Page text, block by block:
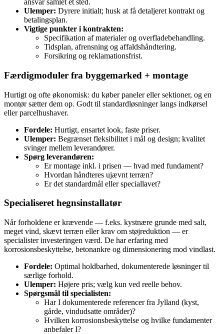
ansvar samlet ét sted.
Ulemper: Dyrere initialt; husk at få detaljeret kontrakt og
betalingsplan.
Vigtige punkter i kontrakten:
Specifikation af materialer og overfladebehandling.
Tidsplan, afrensning og affaldshåndtering.
Forsikring og reklamationsfrist.
Færdigmoduler fra byggemarked + montage
Hurtigt og ofte økonomisk: du køber paneler eller sektioner, og en
montør sætter dem op. Godt til standardløsninger langs indkørsel
eller parcelhushaver.
Fordele: Hurtigt, ensartet look, faste priser.
Ulemper: Begrænset fleksibilitet i mål og design; kvalitet
svinger mellem leverandører.
Spørg leverandøren:
Er montage inkl. i prisen — hvad med fundament?
Hvordan håndteres ujævnt terræn?
Er det standardmål eller speciallavet?
Specialiseret hegnsinstallatør
Når forholdene er krævende — f.eks. kystnære grunde med salt,
meget vind, skævt terræn eller krav om støjreduktion — er
specialister investeringen værd. De har erfaring med
korrosionsbeskyttelse, betonankre og dimensionering mod vindlast.
Fordele: Optimal holdbarhed, dokumenterede løsninger til
særlige forhold.
Ulemper: Højere pris; vælg kun ved reelle behov.
Spørgsmål til specialisten:
Har I dokumenterede referencer fra Jylland (kyst,
gårde, vindudsatte områder)?
Hvilken korrosionsbeskyttelse og hvilke fundamenter
anbefaler I?